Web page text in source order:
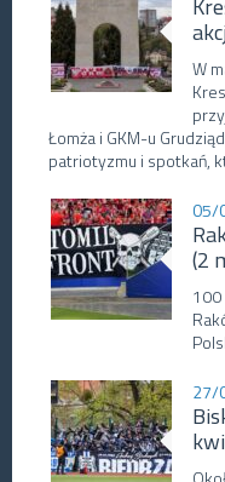
W
Łomża i GKM-u
patriotyzmu i spotkań,
05/
(2
27/